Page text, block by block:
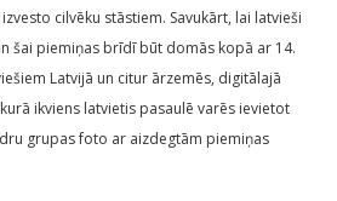
cilvēku stāstiem. Savukārt, lai latvieši
šai piemiņas brīdī būt domās kopā ar 14.
Latvijā un citur ārzemēs, digitālajā
ikviens latvietis pasaulē varēs ievietot
grupas foto ar aizdegtām piemiņas